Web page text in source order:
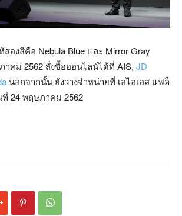
สองสีคือ Nebula Blue และ Mirror Gray
คม 2562 สั่งซื้อออนไลน์ได้ที่ AIS, JD
นอกจากนั้น ยังวางจำหน่ายที่ เอไอเอส แฟล็
24 พฤษภาคม 2562